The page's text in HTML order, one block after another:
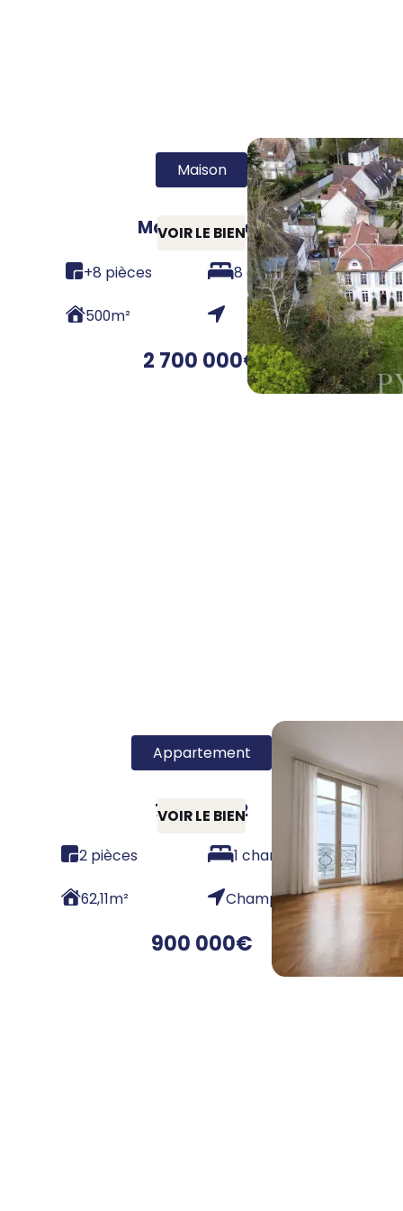
Maison
Manoir du Mée
+8 pièces 8 chambres
500m²
2 700 000€
VOIR LE BIEN
Appartement
75008 - T2
2 pièces 1 chambre
62,11m² Champs Élysées
900 000€
VOIR LE BIEN